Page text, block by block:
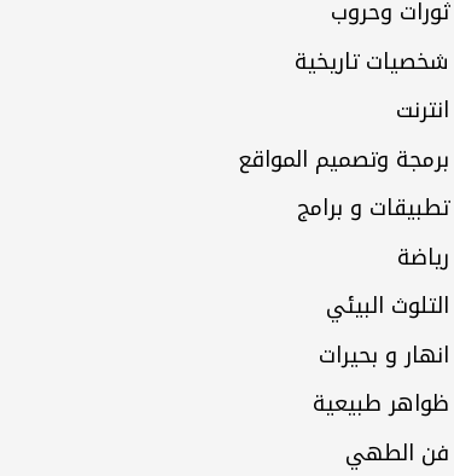
ثورات وحروب
شخصيات تاريخية
انترنت
برمجة وتصميم المواقع
تطبيقات و برامج
رياضة
التلوث البيئي
انهار و بحيرات
ظواهر طبيعية
فن الطهي